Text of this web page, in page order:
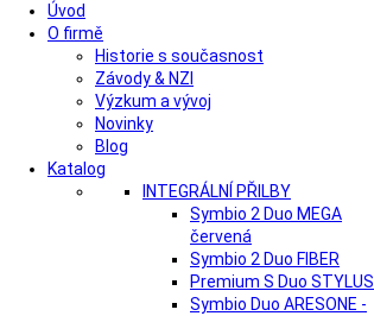
Úvod
O firmě
Historie s současnost
Závody & NZI
Výzkum a vývoj
Novinky
Blog
Katalog
INTEGRÁLNÍ PŘILBY
Symbio 2 Duo MEGA
červená
Symbio 2 Duo FIBER
Premium S Duo STYLUS
Symbio Duo ARESONE -